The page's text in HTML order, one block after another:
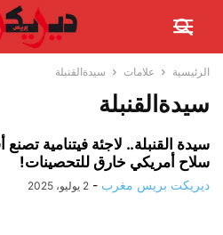
الرئيسية علامات سيدةالقنبلة
سيدةالقنبلة
سيدة القنبلة.. لاجئة فيتنامية تصنع
سلاح أمريكي خارق للتحصينات!
ديريكت بريس مغرب - 2 يوليو، 2025